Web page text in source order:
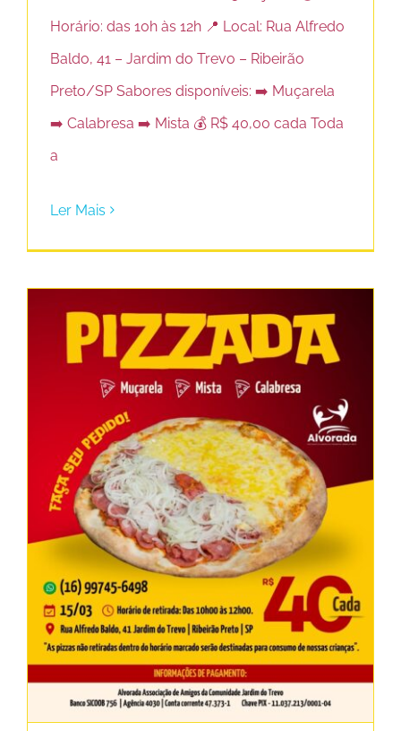
Horário: das 10h às 12h 📍 Local: Rua Alfredo
Baldo, 41 – Jardim do Trevo – Ribeirão
Preto/SP Sabores disponíveis: ➡️ Muçarela
➡️ Calabresa ➡️ Mista 💰 R$ 40,00 cada Toda
a
Ler Mais